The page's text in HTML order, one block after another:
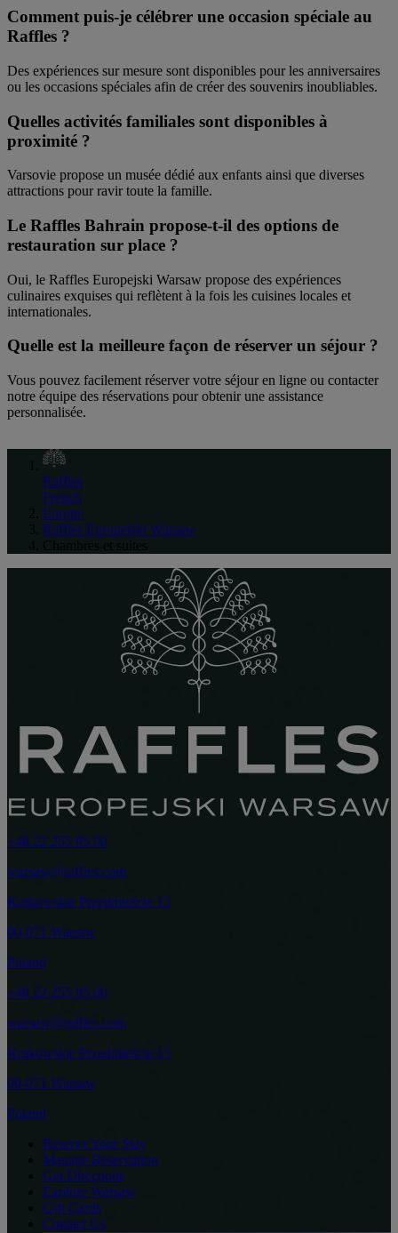
Comment puis-je célébrer une occasion spéciale au
Raffles ?
Des expériences sur mesure sont disponibles pour les anniversaires
ou les occasions spéciales afin de créer des souvenirs inoubliables.
Quelles activités familiales sont disponibles à
proximité ?
Varsovie propose un musée dédié aux enfants ainsi que diverses
attractions pour ravir toute la famille.
Le Raffles Bahrain propose-t-il des options de
restauration sur place ?
Oui, le Raffles Europejski Warsaw propose des expériences
culinaires exquises qui reflètent à la fois les cuisines locales et
internationales.
Quelle est la meilleure façon de réserver un séjour ?
Vous pouvez facilement réserver votre séjour en ligne ou contacter
notre équipe des réservations pour obtenir une assistance
personnalisée.
Raffles
French
Europe
Raffles Europejski Warsaw
+48 22 255 95 00
warsaw@raffles.com
Krakowskie Przedmieście 13
00-071 Warsaw
Poland
+48 22 255 95 00
warsaw@raffles.com
Krakowskie Przedmieście 13
00-071 Warsaw
Poland
Reserve Your Stay
Manage Reservation
Get Directions
Explore Warsaw
Gift Cards
Contact Us